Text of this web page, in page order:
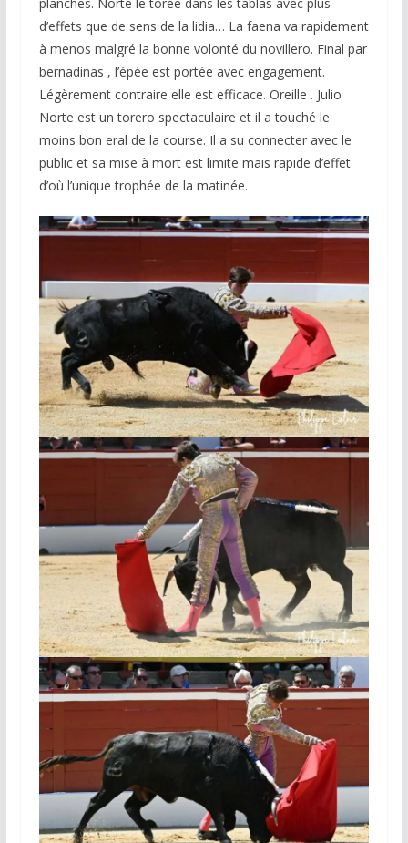
planches. Norte le torée dans les tablas avec plus
d’effets que de sens de la lidia… La faena va rapidement
à menos malgré la bonne volonté du novillero. Final par
bernadinas , l’épée est portée avec engagement.
Légèrement contraire elle est efficace. Oreille . Julio
Norte est un torero spectaculaire et il a touché le
moins bon eral de la course. Il a su connecter avec le
public et sa mise à mort est limite mais rapide d’effet
d’où l’unique trophée de la matinée.